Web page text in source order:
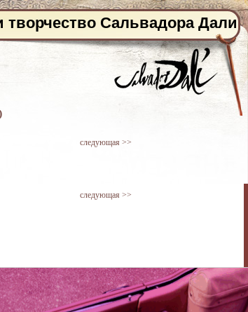
творчество Сальвадора Дали
следующая >>
следующая >>